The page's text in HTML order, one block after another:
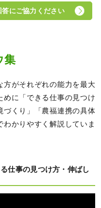
にご協力ください
集
方がそれぞれの能力を最大
めに「できる仕事の見つけ
づくり」「農福連携の具体
かりやすく解説していま
仕事の見つけ方・伸ばし